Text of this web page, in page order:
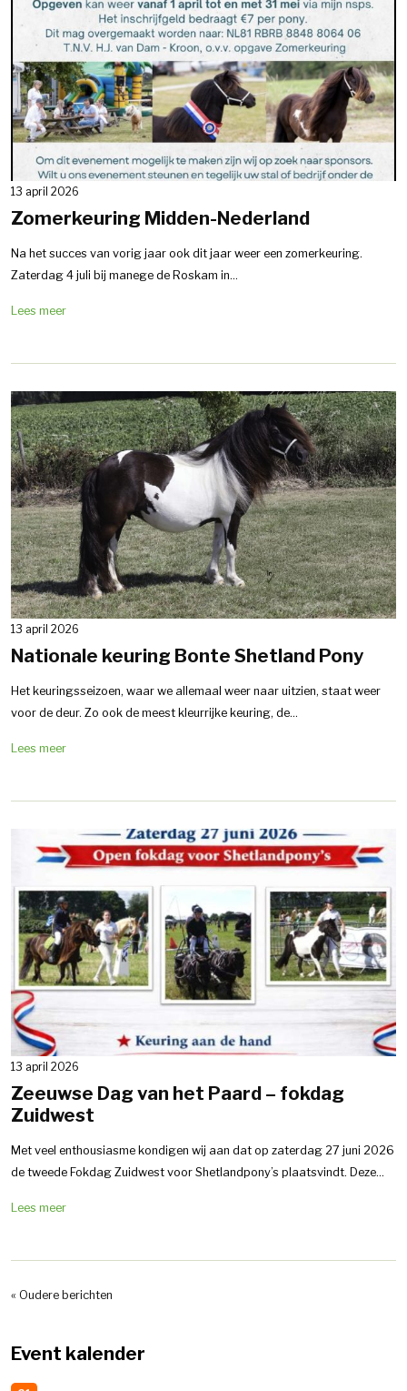
13 april 2026
Zomerkeuring Midden-Nederland
Na het succes van vorig jaar ook dit jaar weer een zomerkeuring.
Zaterdag 4 juli bij manege de Roskam in...
Lees meer
13 april 2026
Nationale keuring Bonte Shetland Pony
Het keuringsseizoen, waar we allemaal weer naar uitzien, staat weer
voor de deur. Zo ook de meest kleurrijke keuring, de...
Lees meer
13 april 2026
Zeeuwse Dag van het Paard – fokdag
Zuidwest
Met veel enthousiasme kondigen wij aan dat op zaterdag 27 juni 2026
de tweede Fokdag Zuidwest voor Shetlandpony’s plaatsvindt. Deze...
Lees meer
« Oudere berichten
Event kalender